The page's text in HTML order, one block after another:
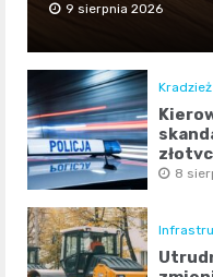
9 sierpnia 2026
Kradzież
8